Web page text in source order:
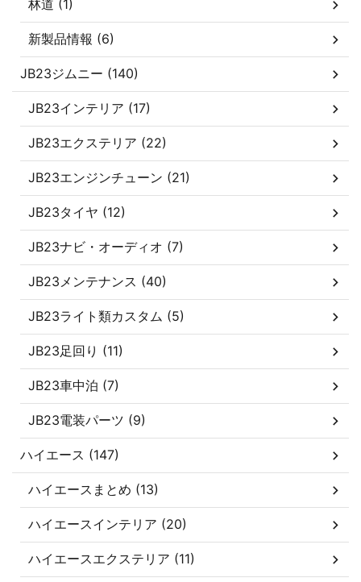
林道 (1)
新製品情報 (6)
JB23ジムニー (140)
JB23インテリア (17)
JB23エクステリア (22)
JB23エンジンチューン (21)
JB23タイヤ (12)
JB23ナビ・オーディオ (7)
JB23メンテナンス (40)
JB23ライト類カスタム (5)
JB23足回り (11)
JB23車中泊 (7)
JB23電装パーツ (9)
ハイエース (147)
ハイエースまとめ (13)
ハイエースインテリア (20)
ハイエースエクステリア (11)